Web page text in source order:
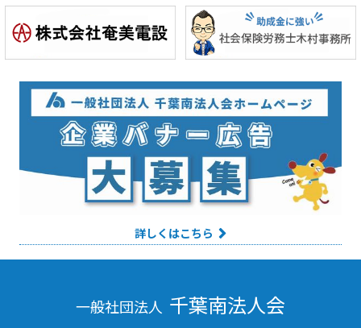
詳しくはこちら
一般社団法人 千葉南法人会